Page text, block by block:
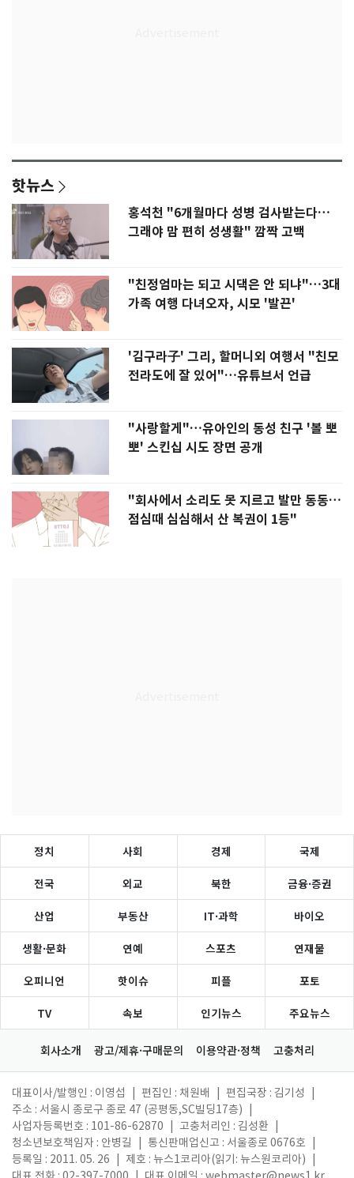
핫뉴스
홍석천 "6개월마다 성병 검사받는다…
그래야 맘 편히 성생활" 깜짝 고백
"친정엄마는 되고 시댁은 안 되냐"…3대
가족 여행 다녀오자, 시모 '발끈'
'김구라子' 그리, 할머니외 여행서 "친모
전라도에 잘 있어"…유튜브서 언급
"사랑할게"…유아인의 동성 친구 '볼 뽀
뽀' 스킨십 시도 장면 공개
"회사에서 소리도 못 지르고 발만 동동…
점심때 심심해서 산 복권이 1등"
정치 사회 경제 국제
전국 외교 북한 금융·증권
산업 부동산 IT·과학 바이오
생활·문화 연예 스포츠 연재물
오피니언 핫이슈 피플 포토
TV 속보 인기뉴스 주요뉴스
회사소개 광고/제휴·구매문의 이용약관·정책 고충처리
대표이사/발행인 : 이영섭 편집인 : 채원배 편집국장 : 김기성
주소 : 서울시 종로구 종로 47 (공평동,SC빌딩17층)
사업자등록번호 : 101-86-62870
고충처리인 : 김성환
청소년보호책임자 : 안병길
통신판매업신고 : 서울종로 0676호
등록일 : 2011. 05. 26
제호 : 뉴스1코리아(읽기: 뉴스원코리아)